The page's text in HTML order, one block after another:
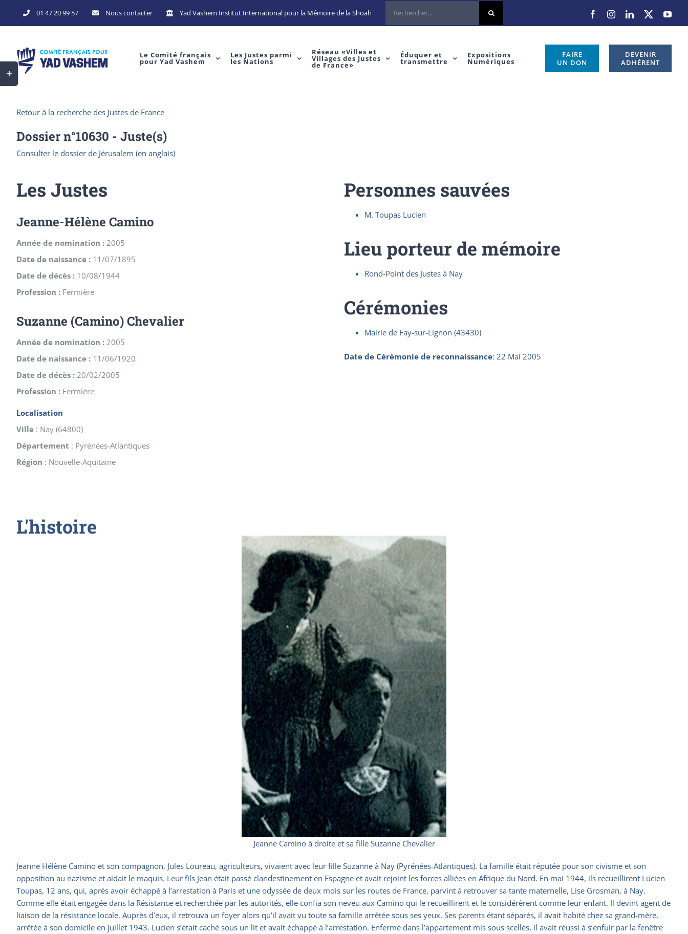
to
01 47 20 99 57 Nous contacter Yad Vashem Institut International pour la Mémoire de la Shoah Rechercher
FacebookInstagramLinkedIn
X
Le Comité français
pour Yad Vashem
Les Justes parmi
les Nations
Réseau «Villes et
Villages des Justes
de France»
Éduquer et
transmettre
Expositions
Numériques
FAIRE
UN DON
DEVENIR
ADHÉRENT
Retour à la recherche des Justes de France
Dossier n°10630 - Juste(s)
Consulter le dossier de Jérusalem (en anglais)
Les Justes
Jeanne-Hélène Camino
Année de nomination : 2005
Date de naissance : 11/07/1895
Date de décès : 10/08/1944
Profession : Fermière
Suzanne (Camino) Chevalier
Année de nomination : 2005
Date de naissance : 11/06/1920
Date de décès : 20/02/2005
Profession : Fermière
Localisation
Ville : Nay (64800)
Département : Pyrénées-Atlantiques
Région : Nouvelle-Aquitaine
Personnes sauvées
M. Toupas Lucien
Lieu porteur de mémoire
Rond-Point des Justes à Nay
Cérémonies
Mairie de Fay-sur-Lignon (43430)
Date de Cérémonie de reconnaissance: 22 Mai 2005
L'histoire
Jeanne Camino à droite et sa fille Suzanne Chevalier
Jeanne Hélène Camino et son compagnon, Jules Loureau, agriculteurs, vivaient avec leur fille Suzanne à Nay (Pyrénées-Atlantiques). La famille était réputée pour son civisme et son
opposition au nazisme et aidait le maquis. Leur fils Jean était passé clandestinement en Espagne et avait rejoint les forces alliées en Afrique du Nord. En mai 1944, ils recueillirent Lucien
Toupas, 12 ans, qui, après avoir échappé à l’arrestation à Paris et une odyssée de deux mois sur les routes de France, parvint à retrouver sa tante maternelle, Lise Grosman, à Nay.
Comme elle était engagée dans la Résistance et recherchée par les autorités, elle confia son neveu aux Camino qui le recueillirent et le considérèrent comme leur enfant. Il devint agent de
liaison de la résistance locale. Auprès d’eux, il retrouva un foyer alors qu’il avait vu toute sa famille arrêtée sous ses yeux. Ses parents étant séparés, il avait habité chez sa grand-mère,
arrêtée à son domicile en juillet 1943. Lucien s’était caché sous un lit et avait échappé à l’arrestation. Enfermé dans l’appartement mis sous scellés, il avait réussi à s’enfuir par la fenêtre
Toggle
Sliding